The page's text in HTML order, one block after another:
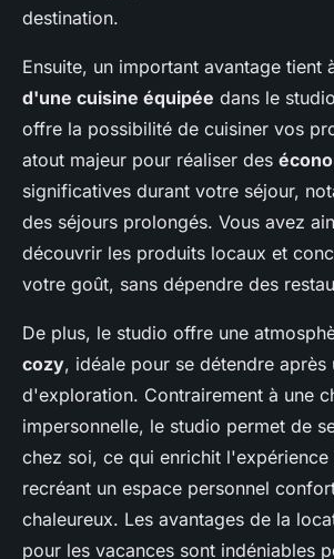
destination.
Ensuite, un important avantage tient
d'une cuisine équipée dans le
offre la possibilité de cuisiner vos
atout majeur pour réaliser des
significatives durant votre séjour,
des séjours prolongés. Vous avez
découvrir les produits locaux et
votre goût, sans dépendre des
De plus, le studio offre une
cozy, idéale pour se détendre après
d'exploration. Contrairement à une
impersonnelle, le studio permet de
chez soi, ce qui enrichit
recréant un espace personnel
chaleureux. Les avantages de la
pour les vacances sont indéniables